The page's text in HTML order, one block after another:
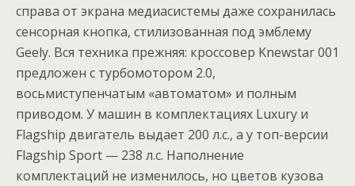
справа от экрана медиасистемы даже сохранилась
сенсорная кнопка, стилизованная под эмблему
Geely. Вся техника прежняя: кроссовер Knewstar 001
предложен с турбомотором 2.0,
восьмиступенчатым «автоматом» и полным
приводом. У машин в комплектациях Luxury и
Flagship двигатель выдает 200 л.с., а у топ-версии
Flagship Sport — 238 л.с. Наполнение
комплектаций не изменилось, но цветов кузова